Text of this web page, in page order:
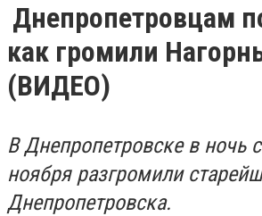
Днепропетровцам
как громили
(ВИДЕО)
В Днепропетровске в ночь
ноября разгромили
Днепропетровска.